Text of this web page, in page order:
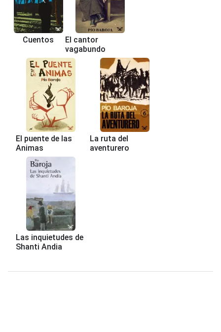
Cuentos
El cantor
vagabundo
El puente de las
Animas
La ruta del
aventurero
Las inquietudes de
Shanti Andia